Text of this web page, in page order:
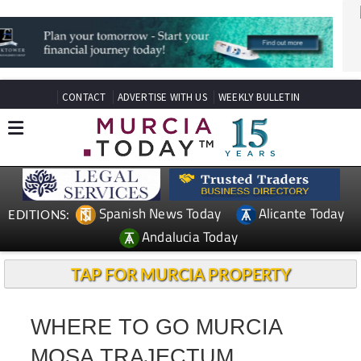
CONTACT ADVERTISE WITH US WEEKLY BULLETIN
EDITIONS: Spanish News Today
Alicante Today
Andalucia Today